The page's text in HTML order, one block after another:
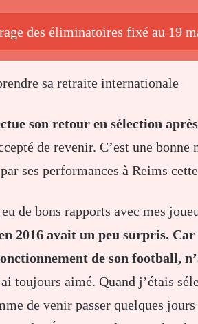
des éliminatoires fixé au 19
sa retraite internationale
son retour en sélection après
de revenir. C’est une
ses performances à Reims
de bons rapports avec mes
2016 avait un peu surpris.
de son football,
toujours aimé. Quand j’étais
de venir passer quelques